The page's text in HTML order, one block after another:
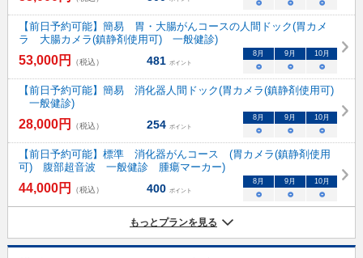
【前日予約可能】簡易 胃・大腸がんコースの人間ドック(胃カメ
ラ 大腸カメラ(鎮静剤使用可) 一般健診)
53,000円 （税込） 481 ポイント
8 月 9 月 10月
○ ○ ○
【前日予約可能】簡易 消化器人間ドック(胃カメラ(鎮静剤使用可)
一般健診)
28,000円 （税込） 254 ポイント
8 月 9 月 10月
○ ○ ○
【前日予約可能】標準 消化器がんコース (胃カメラ(鎮静剤使用
可) 腹部超音波 一般健診 腫瘍マーカー)
44,000円 （税込） 400 ポイント
8 月 9 月 10月
○ ○ ○
もっとプランを見る